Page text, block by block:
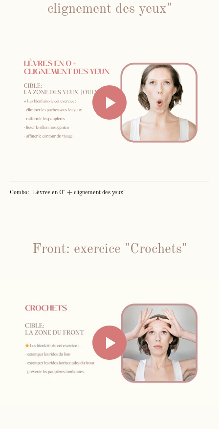
clignement des yeux"
Combo: "Lèvres en O" + clignement des yeux"
Front: exercice "Crochets"
Me contacter par WhatsApp
Mes cours en présentiel et / ou
individuels